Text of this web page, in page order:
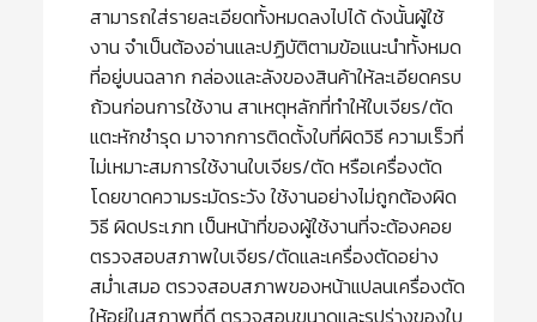
สามารถใส่รายละเอียดทั้งหมดลงไปได้ ดังนั้นผู้ใช้
งาน จำเป็นต้องอ่านและปฏิบัติตามข้อแนะนำทั้งหมด
ที่อยู่บนฉลาก กล่องและลังของสินค้าให้ละเอียดครบ
ถ้วนก่อนการใช้งาน สาเหตุหลักที่ทำให้ใบเจียร/ตัด
แตะหักชำรุด มาจากการติดตั้งใบที่ผิดวิธี ความเร็วที่
ไม่เหมาะสมการใช้งานใบเจียร/ตัด หรือเครื่องตัด
โดยขาดความระมัดระวัง ใช้งานอย่างไม่ถูกต้องผิด
วิธี ผิดประเภท เป็นหน้าที่ของผู้ใช้งานที่จะต้องคอย
ตรวจสอบสภาพใบเจียร/ตัดและเครื่องตัดอย่าง
สม่ำเสมอ ตรวจสอบสภาพของหน้าแปลนเครื่องตัด